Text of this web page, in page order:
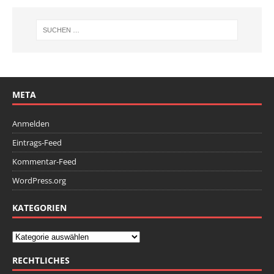
META
Anmelden
Eintrags-Feed
Kommentar-Feed
WordPress.org
KATEGORIEN
RECHTLICHES